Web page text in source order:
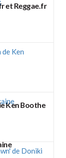
et Reggae.fr
Ken Boothe